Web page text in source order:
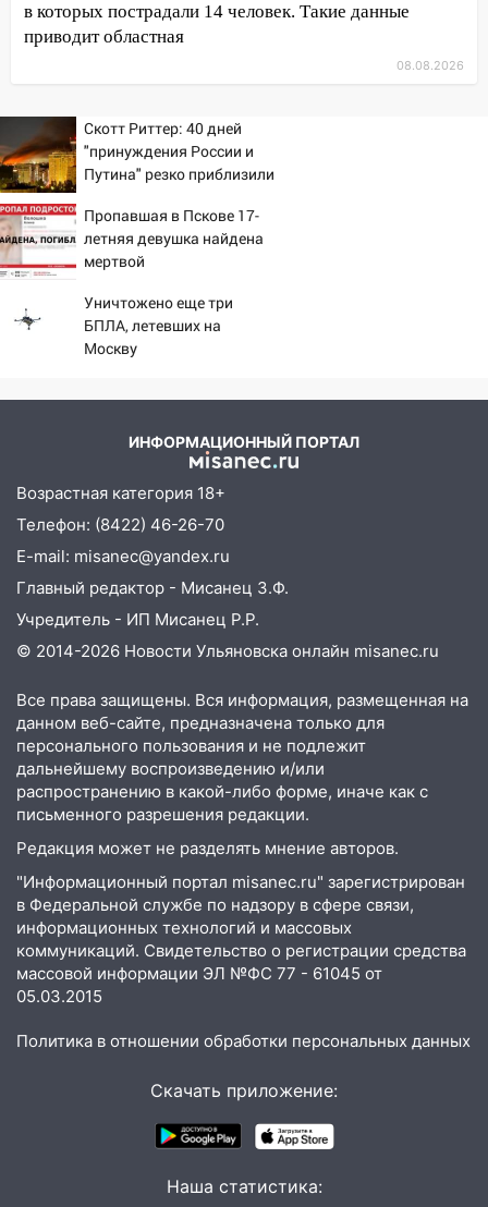
10:11 Директора ульяновской
«Нефтяной топливной компании» будут
судить за неуплату 48,4 млн рублей
09:28
Дети на дорогах: пострадали
велосипедисты, мотоциклисты и
пешеходы. Обзор крупных аварий в
Ульяновской области
08:30
Поджог со свечой, 16 сгоревших
домов и выстрел за водку
Какая погоды будет днем 8
августа
Судьба готовит сюрприз: гороскоп
на 8 августа — кому повезет с
деньгами, а кого ждет неожиданная
встреча
04:47 В Ульяновской области объявили
ракетную опасность: звучат сирены
07.08.2026
20:40 Ульяновские аграрии смогут
до декабря
19:34 В следственном управлении
состоялось торжественное
мероприятие, приуроченное к
празднованию Дня сотрудника органов
следствия Российской Федерации
19:30 Ульяновцев приглашают
поддержать «Симбирскую чебурашку»
на фестивале «ФормАРТ»
18:11
Ульяновская область стала
пилотным регионом проекта
области на 8 августа
В реанимацию Ульяновской
областной больницы поступили шесть
в которых пострадали 14 человек. Такие данные
приводит областная
08.08.2026
Скотт Риттер: 40 дней
"принуждения России и
Путина" резко приблизили
Пропавшая в Пскове 17-
летняя девушка найдена
мертвой
Уничтожено еще три
БПЛА, летевших на
Москву
ИНФОРМАЦИОННЫЙ ПОРТАЛ
Возрастная категория 18+
Телефон: (8422) 46-26-70
E-mail: misanec@yandex.ru
Главный редактор - Мисанец З.Ф.
Учредитель - ИП Мисанец Р.Р.
© 2014-2026 Новости Ульяновска онлайн misanec.ru
Все права защищены. Вся информация, размещенная на
данном веб-сайте, предназначена только для
персонального пользования и не подлежит
дальнейшему воспроизведению и/или
распространению в какой-либо форме, иначе как с
письменного разрешения редакции.
Редакция может не разделять мнение авторов.
"Информационный портал misanec.ru" зарегистрирован
в Федеральной службе по надзору в сфере связи,
информационных технологий и массовых
коммуникаций. Свидетельство о регистрации средства
массовой информации ЭЛ №ФС 77 - 61045 от
05.03.2015
Политика в отношении обработки персональных данных
Скачать приложение:
Наша статистика: